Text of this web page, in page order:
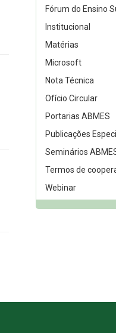
Fórum do Ensino
Institucional
Matérias
Microsoft
Nota Técnica
Ofício Circular
Portarias ABMES
Publicações
Seminários
Termos de
Webinar